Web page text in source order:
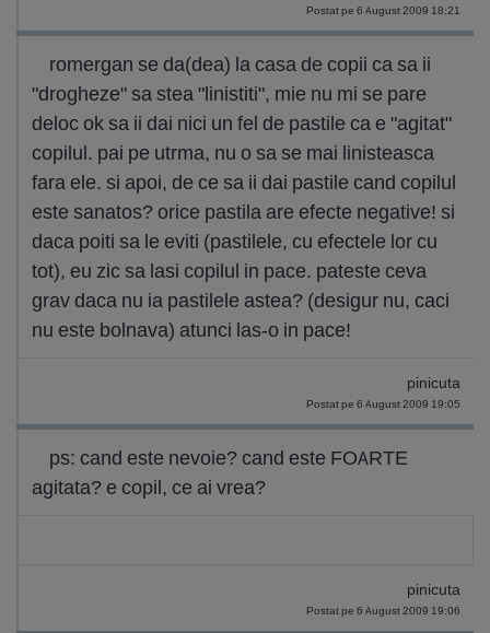
Postat pe 6 August 2009 18:21
romergan se da(dea) la casa de copii ca sa ii
"drogheze" sa stea "linistiti", mie nu mi se pare
deloc ok sa ii dai nici un fel de pastile ca e "agitat"
copilul. pai pe utrma, nu o sa se mai linisteasca
fara ele. si apoi, de ce sa ii dai pastile cand copilul
este sanatos? orice pastila are efecte negative! si
daca poiti sa le eviti (pastilele, cu efectele lor cu
tot), eu zic sa lasi copilul in pace. pateste ceva
grav daca nu ia pastilele astea? (desigur nu, caci
nu este bolnava) atunci las-o in pace!
pinicuta
Postat pe 6 August 2009 19:05
ps: cand este nevoie? cand este FOARTE
agitata? e copil, ce ai vrea?
pinicuta
Postat pe 6 August 2009 19:06